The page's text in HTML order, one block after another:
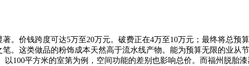
价钱跨度可达5万至20万元。破费正在4万至10万元；最终将总预
。这类做品的粉饰成本天然高于流水线产物。能为预算无限的业从
100平方米的室第为例，空间功能的差别也影响总价。而福州脱胎